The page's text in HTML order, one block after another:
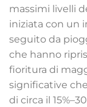
massimi livelli
iniziata con un
seguito da
che hanno
fioritura di
significative
di circa il